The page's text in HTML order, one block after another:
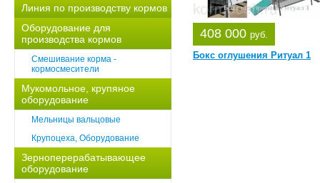
Линия по производству кормов
Оборудование для
производства кормов
Смешивание корма -
кормосмесители
Мукомольное, крупяное
оборудование
Мельницы вальцовые
Крупоцеха, Оборудование
Зерноперерабатывающее
оборудование
408 000 руб.
Бокс оглушения Ритуал 1